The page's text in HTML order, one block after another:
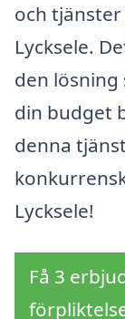
och
Lycksele.
den lösning
din budget
denna
Lycksele!
Få 3